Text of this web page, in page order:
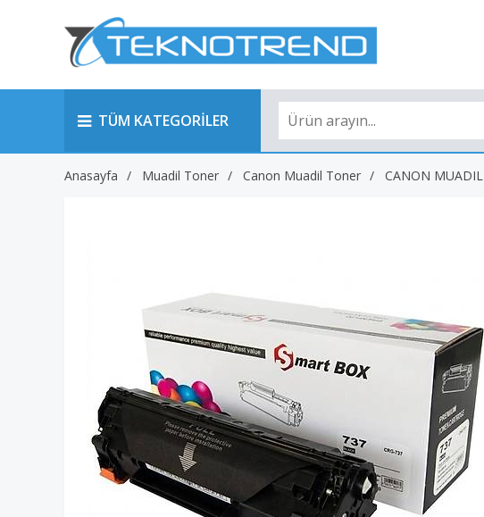
TÜM KATEGORİLER
Anasayfa Muadil Toner Canon Muadil Toner CANON MUADIL